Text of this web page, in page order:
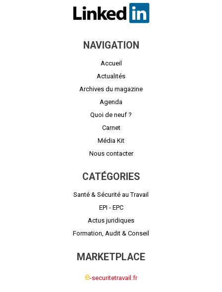
NAVIGATION
Accueil
Actualités
Archives du magazine
Agenda
Quoi de neuf ?
Carnet
Média Kit
Nous contacter
CATÉGORIES
Santé & Sécurité au Travail
EPI - EPC
Actus juridiques
Formation, Audit & Conseil
MARKETPLACE
e-securitetravail.fr